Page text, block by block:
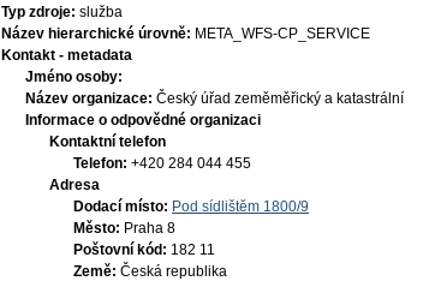
Typ zdroje: služba
Název hierarchické úrovně: META_WFS-CP_SERVICE
Kontakt - metadata
Jméno osoby:
Název organizace: Český úřad zeměměřický a katastrální
Informace o odpovědné organizaci
Kontaktní telefon
Telefon: +420 284 044 455
Adresa
Dodací místo: Pod sídlištěm 1800/9
Město: Praha 8
Poštovní kód: 182 11
Země: Česká republika